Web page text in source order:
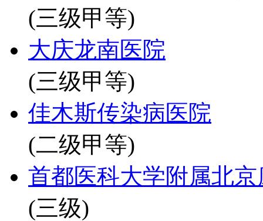
(三级甲等)
大庆龙南医院
(三级甲等)
佳木斯传染病医院
(二级甲等)
首都医科大学附属北
(三级)